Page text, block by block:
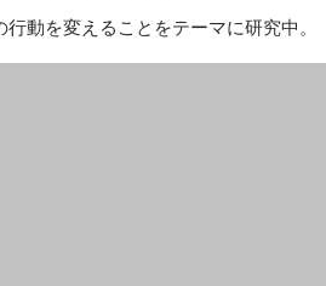
動を変えることをテーマに研究中。